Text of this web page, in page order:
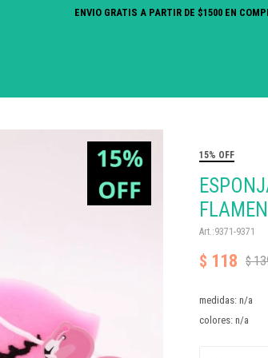
ENVIO GRATIS A PARTIR DE $1500 EN
15% OFF
9371-9371
$ 118 $
medidas: n/a
colores: n/a